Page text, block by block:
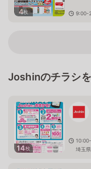
4枚
9:00-
Joshinのチラシ
14枚
埼玉